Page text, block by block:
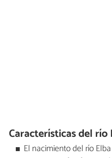
Características del río
El nacimiento del río